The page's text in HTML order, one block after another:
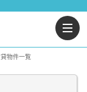
物件一覧